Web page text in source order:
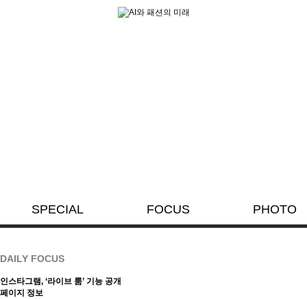
SPECIAL FOCUS PHOTO
DAILY FOCUS
인스타그램, ‘라이브 룸’ 기능 공개
페이지 정보